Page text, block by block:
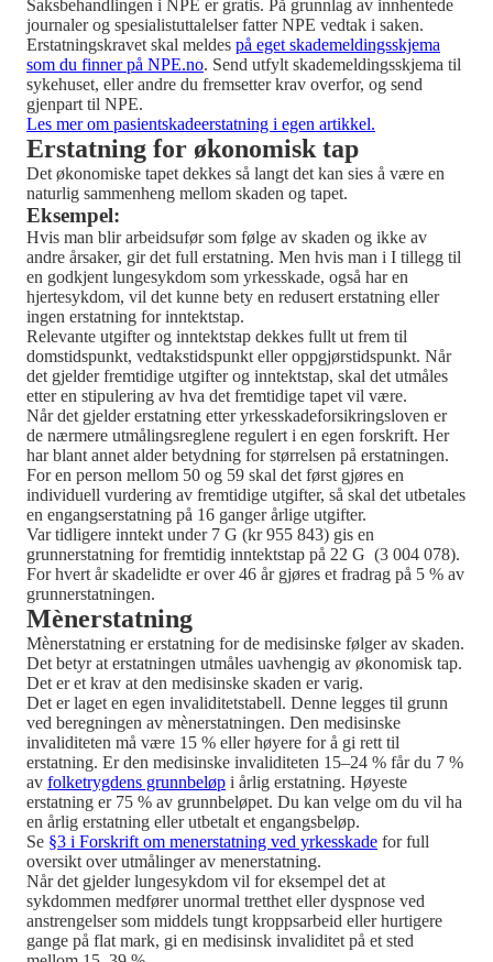
Saksbehandlingen i NPE er gratis. På grunnlag av innhentede
journaler og spesialistuttalelser fatter NPE vedtak i saken.
Erstatningskravet skal meldes på eget skademeldingsskjema
som du finner på NPE.no. Send utfylt skademeldingsskjema til
sykehuset, eller andre du fremsetter krav overfor, og send
gjenpart til NPE.
Les mer om pasientskadeerstatning i egen artikkel.
Erstatning for økonomisk tap
Det økonomiske tapet dekkes så langt det kan sies å være en
naturlig sammenheng mellom skaden og tapet.
Eksempel:
Hvis man blir arbeidsufør som følge av skaden og ikke av
andre årsaker, gir det full erstatning. Men hvis man i I tillegg til
en godkjent lungesykdom som yrkesskade, også har en
hjertesykdom, vil det kunne bety en redusert erstatning eller
ingen erstatning for inntektstap.
Relevante utgifter og inntektstap dekkes fullt ut frem til
domstidspunkt, vedtakstidspunkt eller oppgjørstidspunkt. Når
det gjelder fremtidige utgifter og inntektstap, skal det utmåles
etter en stipulering av hva det fremtidige tapet vil være.
Når det gjelder erstatning etter yrkesskadeforsikringsloven er
de nærmere utmålingsreglene regulert i en egen forskrift. Her
har blant annet alder betydning for størrelsen på erstatningen.
For en person mellom 50 og 59 skal det først gjøres en
individuell vurdering av fremtidige utgifter, så skal det utbetales
en engangserstatning på 16 ganger årlige utgifter.
Var tidligere inntekt under 7 G (kr 955 843) gis en
grunnerstatning for fremtidig inntektstap på 22 G (3 004 078).
For hvert år skadelidte er over 46 år gjøres et fradrag på 5 % av
grunnerstatningen.
Mènerstatning
Mènerstatning er erstatning for de medisinske følger av skaden.
Det betyr at erstatningen utmåles uavhengig av økonomisk tap.
Det er et krav at den medisinske skaden er varig.
Det er laget en egen invaliditetstabell. Denne legges til grunn
ved beregningen av mènerstatningen. Den medisinske
invaliditeten må være 15 % eller høyere for å gi rett til
erstatning. Er den medisinske invaliditeten 15–24 % får du 7 %
av folketrygdens grunnbeløp i årlig erstatning. Høyeste
erstatning er 75 % av grunnbeløpet. Du kan velge om du vil ha
en årlig erstatning eller utbetalt et engangsbeløp.
Se §3 i Forskrift om menerstatning ved yrkesskade for full
oversikt over utmålinger av menerstatning.
Når det gjelder lungesykdom vil for eksempel det at
sykdommen medfører unormal tretthet eller dyspnose ved
anstrengelser som middels tungt kroppsarbeid eller hurtigere
gange på flat mark, gi en medisinsk invaliditet på et sted